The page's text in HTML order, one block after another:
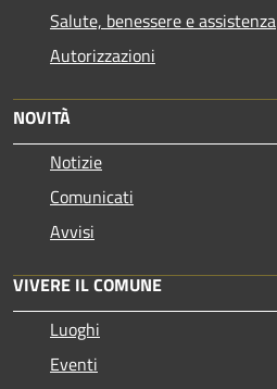
Salute, benessere e assistenza
Autorizzazioni
NOVITÀ
Notizie
Comunicati
Avvisi
VIVERE IL COMUNE
Luoghi
Eventi